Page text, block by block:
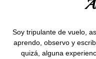
Soy tripulante de vuelo,
aprendo, observo y
quizá, alguna